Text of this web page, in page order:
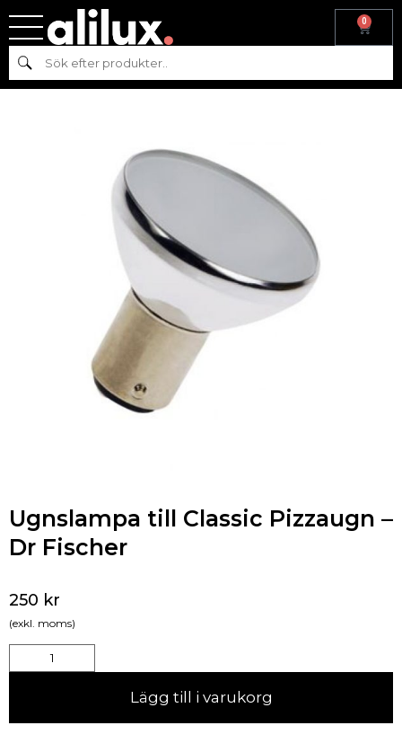
0
Sök
Hem
Classic Pizzaugn – Dr Fischer
Ugnslampa till Classic Pizzaugn –
Dr Fischer
250 kr
(exkl. moms)
Lägg till i varukorg